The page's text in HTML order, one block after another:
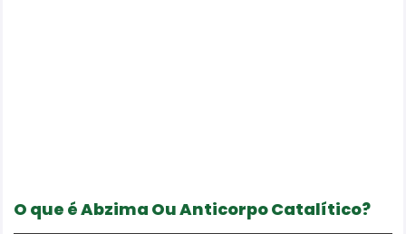
O que é Abzima Ou Anticorpo Catalítico?